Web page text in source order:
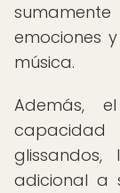
emociones
música.
Además,
capacidad
adicional a